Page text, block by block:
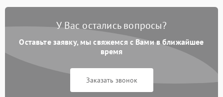
У Вас остались вопросы?
Оставьте заявку, мы свяжемся с Вами в ближайшее
время
Заказать звонок